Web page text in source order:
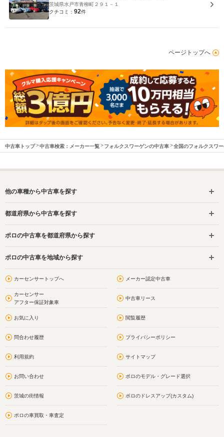
茨城県水戸市青柳町２９１－１
クチコミ： 92件
ページトップへ
中古車トップ 中古車検索：メーカー一覧 フォルクスワーゲンの中古車 全国のフォルクスワ
他の車種から中古車を探す
都道府県から中古車を探す
ポロの中古車を都道府県から探す
ポロの中古車を地域から探す
カーセンサートップへ メーカー認定中古車
カーセンサー
アフター保証対象車
中古車リース
お気に入り 閲覧履歴
問合わせ履歴 プライバシーポリシー
利用規約 サイトマップ
お問い合わせ ポロのモデル・グレード選択
茨城の街情報 ポロのドレスアップ(カスタム)
ポロの車買取・車査定